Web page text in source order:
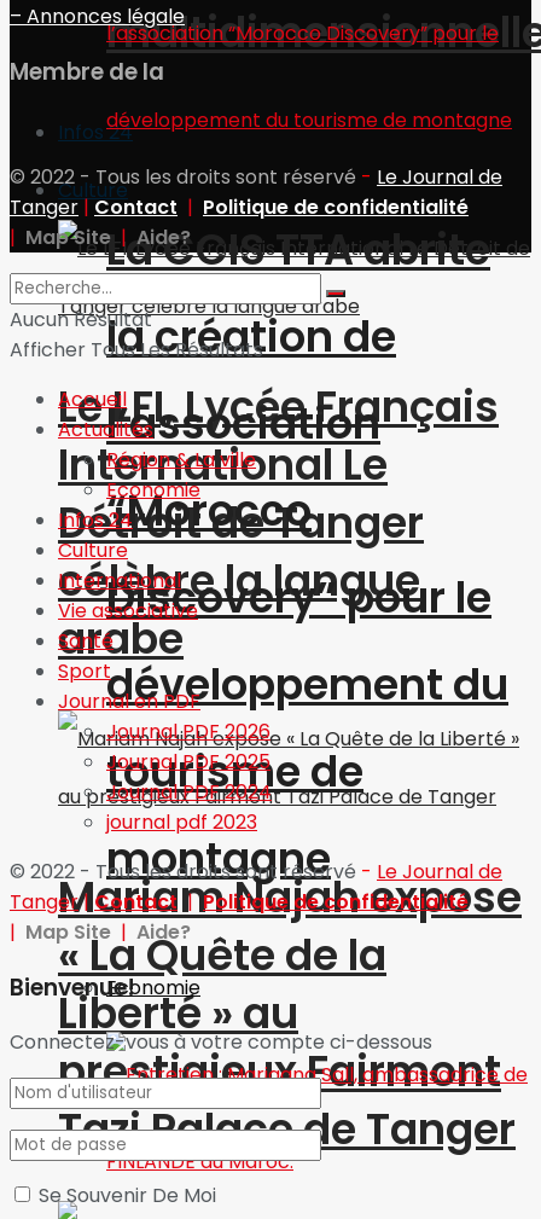
Infos 24
Culture
Le LFI, Lycée Français
International Le
Détroit de Tanger
célèbre la langue
arabe
Mariam Najah expose
« La Quête de la
Liberté » au
prestigieux Fairmont
Tazi Palace de Tanger
La CCIS TTA abrite
la création de
l’association
“Morocco
Discovery” pour le
développement du
tourisme de
montagne
Economie
– Annonces légale
Membre de la
© 2022 - Tous les droits sont réservé - Le Journal de
Tanger|Contact | Politique de confidentialité
| Map Site| Aide?
Aucun Résultat
Afficher Tous Les Résultats
Accueil
Actualités
Région & La ville
Economie
Infos 24
Culture
International
Vie associative
Santé
Sport
Journal en PDF
Journal PDF 2026
Journal PDF 2025
Journal PDF 2024
journal pdf 2023
© 2022 - Tous les droits sont réservé - Le Journal de
Tanger| Contact |Politique de confidentialité
| Map Site | Aide?
Bienvenue!
Connectez-vous à votre compte ci-dessous
Se Souvenir De Moi